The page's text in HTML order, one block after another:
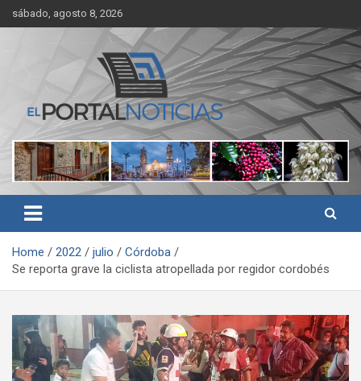
Skip
to
sábado, agosto 8, 2026
El Portal Noticias
Noticias de Córdoba, Veracruz y al región
Home 2022 julio
Córdoba
Se reporta grave la ciclista atropellada por regidor cordobés